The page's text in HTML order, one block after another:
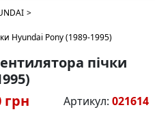
>
Hyundai Pony (1989-1995)
пічки
грн Артикул: 021614